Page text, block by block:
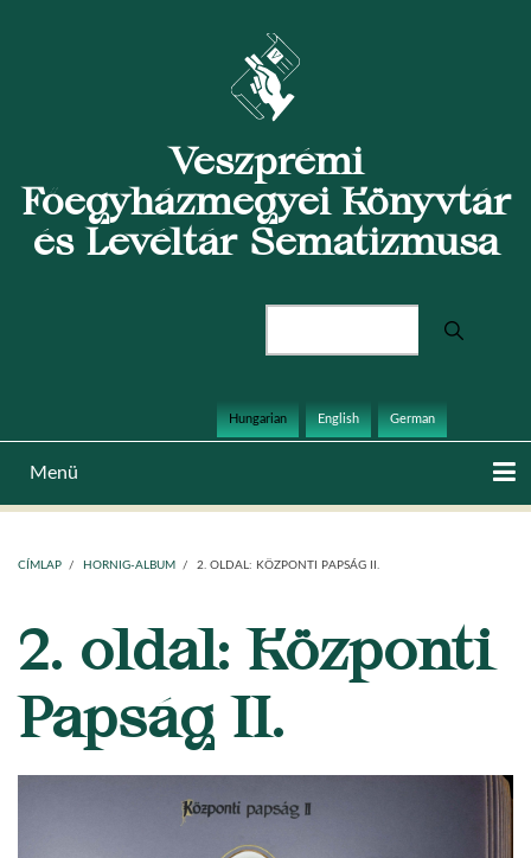
Veszprémi
Főegyházmegyei Könyvtár
és Levéltár Sematizmusa
Hungarian English German
navigation
Menü
MORZSA
CÍMLAP / HORNIG-ALBUM / 2. OLDAL: KÖZPONTI PAPSÁG II.
2. oldal: Központi
Papság II.